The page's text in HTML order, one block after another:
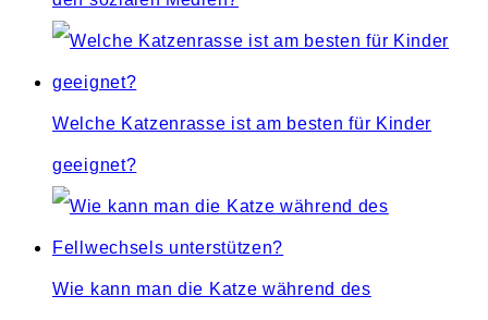
Welche Katzenrasse ist am besten für Kinder
geeignet?
Wie kann man die Katze während des